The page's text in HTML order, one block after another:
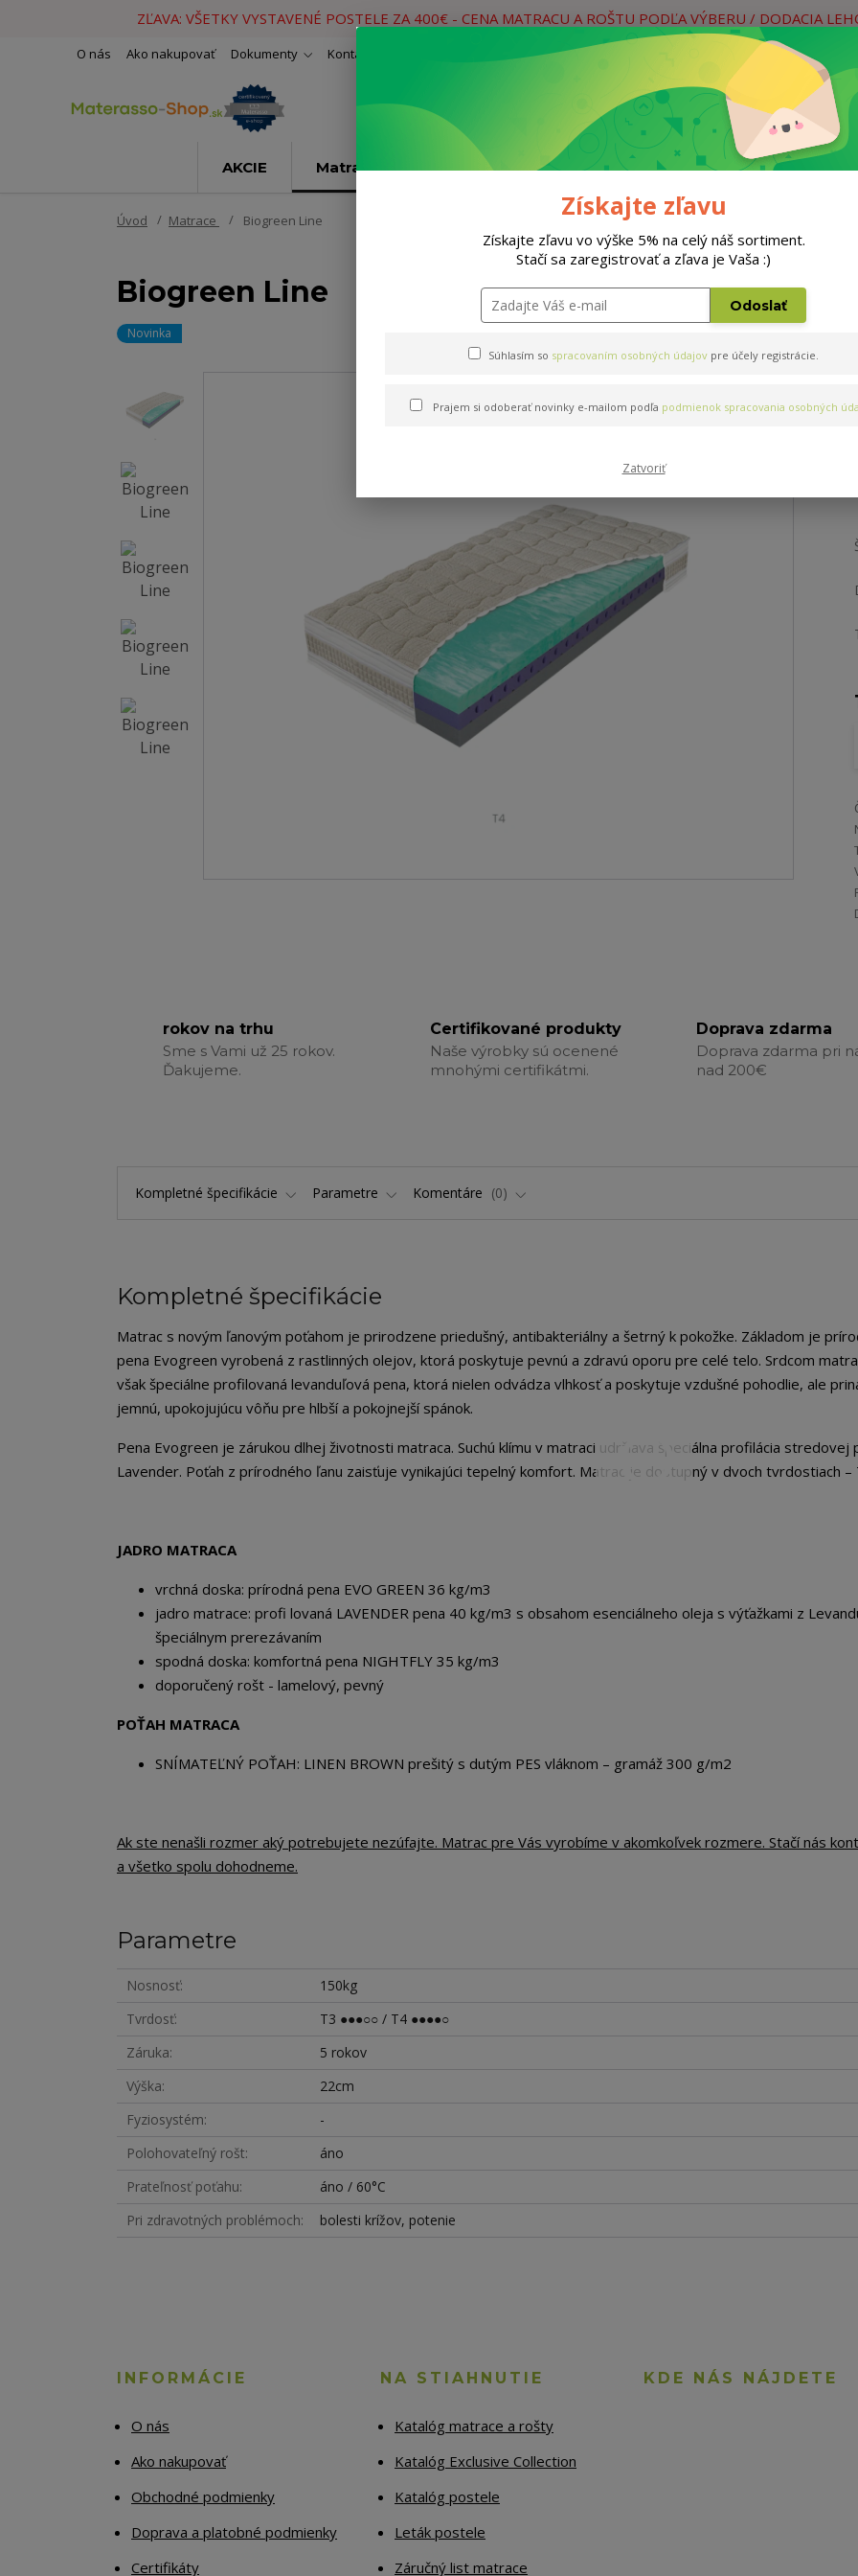
ZĽAVA: VŠETKY VYSTAVENÉ POSTELE ZA 400€ - CENA MATRACU A ROŠTU PODĽA VÝBERU / DODACIA
O nás Ako nakupovať Dokumenty Kontakty
Hľadať
Neviete si rady? Zavolajte.
AKCIE Matrace Rošty Doplnky Postele
Úvod Matrace Biogreen Line
Biogreen Line
Novinka
rokov na trhu
Sme s Vami už 25 rokov.
Ďakujeme.
Certifikované produkty
Naše výrobky sú ocenené
mnohými certifikátmi.
Doprava zdarma
Doprava zdarma pri
nad 200€
Kompletné špecifikácie Parametre Komentáre 0
Kompletné špecifikácie
Matrac s novým ľanovým poťahom je prirodzene priedušný, antibakteriálny a šetrný k pokožke. Základom je
pena Evogreen vyrobená z rastlinných olejov, ktorá poskytuje pevnú a zdravú oporu pre celé telo. Srdcom
však špeciálne profilovaná levanduľová pena, ktorá nielen odvádza vlhkosť a poskytuje vzdušné pohodlie, ale
jemnú, upokojujúcu vôňu pre hlbší a pokojnejší spánok.
Pena Evogreen je zárukou dlhej životnosti matraca. Suchú klímu v matraci udržiava špeciálna profilácia stredovej
Lavender. Poťah z prírodného ľanu zaisťuje vynikajúci tepelný komfort. Matrac je dostupný v dvoch tvrdostiach –
JADRO MATRACA
vrchná doska: prírodná pena EVO GREEN 36 kg/m3
jadro matrace: profi lovaná LAVENDER pena 40 kg/m3 s obsahom esenciálneho oleja s výťažkami z
špeciálnym prerezávaním
spodná doska: komfortná pena NIGHTFLY 35 kg/m3
doporučený rošt - lamelový, pevný
POŤAH MATRACA
SNÍMATEĽNÝ POŤAH: LINEN BROWN prešitý s dutým PES vláknom – gramáž 300 g/m2
Ak ste nenašli rozmer aký potrebujete nezúfajte. Matrac pre Vás vyrobíme v akomkoľvek rozmere. Stačí nás
a všetko spolu dohodneme.
Parametre
Nosnosť
150kg
Tvrdosť
T3 ●●●○○ / T4 ●●●●○
Záruka
5 rokov
Výška
22cm
Fyziosystém
-
Polohovateľný rošt
áno
Prateľnosť poťahu
áno / 60°C
Pri zdravotných problémoch
bolesti krížov, potenie
INFORMÁCIE
O nás
Ako nakupovať
Obchodné podmienky
Doprava a platobné podmienky
Certifikáty
NA STIAHNUTIE
Katalóg matrace a rošty
Katalóg Exclusive Collection
Katalóg postele
Leták postele
Záručný list matrace
KDE NÁS NÁJDETE
Získajte zľavu
Získajte zľavu vo výške 5% na celý náš sortiment.
Stačí sa zaregistrovať a zľava je Vaša :)
Odoslať
Súhlasím so spracovaním osobných údajov pre účely registrácie.
Prajem si odoberať novinky e-mailom podľa podmienok spracovania osobných
Zatvoriť